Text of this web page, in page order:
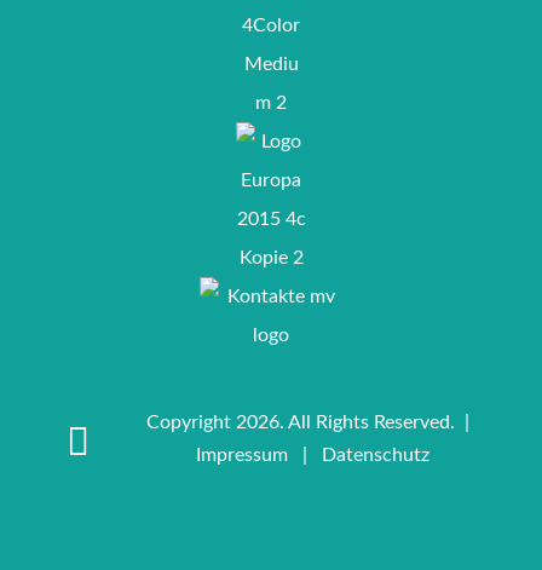
Copyright 2026. All Rights Reserved. |
Impressum| Datenschutz